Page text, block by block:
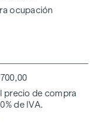
ocupación
precio de compra
de IVA.